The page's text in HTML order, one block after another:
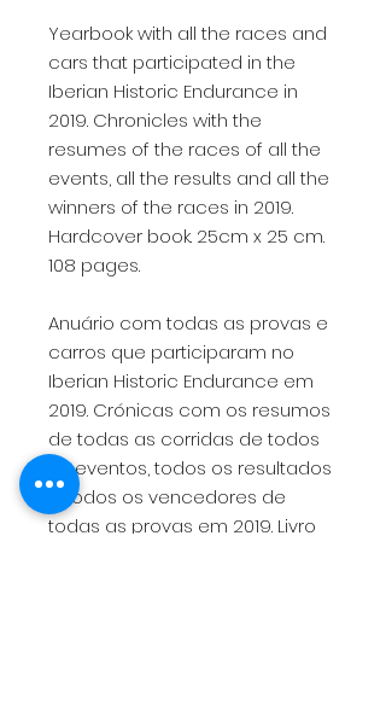
Yearbook with all the races and
cars that participated in the
Iberian Historic Endurance in
2019. Chronicles with the
resumes of the races of all the
events, all the results and all the
winners of the races in 2019.
Hardcover book. 25cm x 25 cm.
108 pages.
Anuário com todas as provas e
carros que participaram no
Iberian Historic Endurance em
2019. Crónicas com os resumos
de todas as corridas de todos
os eventos, todos os resultados
e todos os vencedores de
todas as provas em 2019. Livro